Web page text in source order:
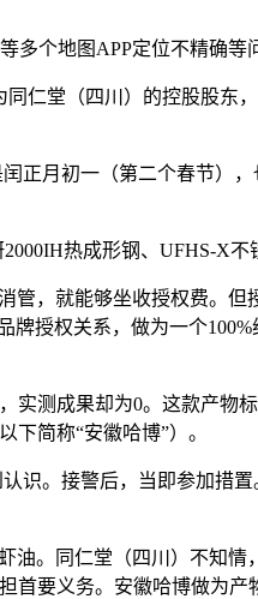
个地图APP定位不精确等
仁堂（四川）的控股股东
月初一（第二个春节），
热成形钢、UFHS-X不
，就能够坐收授权费。但
授权关系，做为一个
测成果却为0。这款产物
下简称“安徽哈博”）。
。接警后，当即参加措置
。同仁堂（四川）不知情
首要义务。安徽哈博做为